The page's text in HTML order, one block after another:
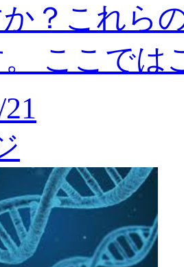
？これら
ここでは